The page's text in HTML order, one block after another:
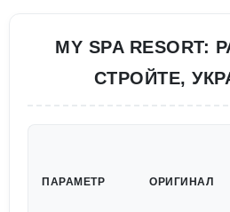
MY SPA RESORT:
СТРОЙТЕ,
ПАРАМЕТР ОРИГИНАЛ